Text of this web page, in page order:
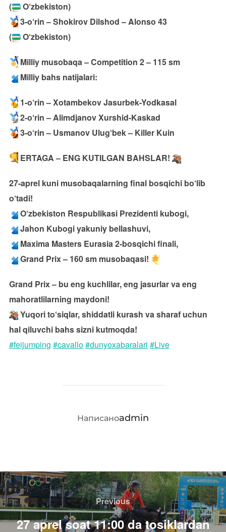
(
O‘zbekiston)
3-o‘rin – Shokirov Dilshod – Alonso 43
(
O‘zbekiston)
Milliy musobaqa – Competition 2 – 115 sm
Milliy bahs natijalari:
1-o‘rin – Xotambekov Jasurbek-Yodkasal
2-o‘rin – Alimdjanov Xurshid-Kaskad
3-o‘rin – Usmanov Ulug‘bek – Killer Kuin
ERTAGA – ENG KUTILGAN BAHSLAR!
27-aprel kuni musobaqalarning final bosqichi bo‘lib
o‘tadi!
O‘zbekiston Respublikasi Prezidenti kubogi,
Jahon Kubogi yakuniy bellashuvi,
Maxima Masters Eurasia 2-bosqichi finali,
Grand Prix – 160 sm musobaqasi!
Grand Prix – bu eng kuchlilar, eng jasurlar va eng
mahoratlilarning maydoni!
Yuqori to‘siqlar, shiddatli kurash va sharaf uchun
hal qiluvchi bahs sizni kutmoqda!
#feijumping #cavallo#dunyoxabaralari #Live
АВТОР ЗАПИСИ
Написаноadmin
Навигация
по
записям
Previous
Previous
27 aprel soat 11:00 da tosiklardan